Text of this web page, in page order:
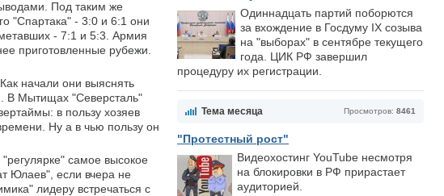
Одиннадцать партий поборются
за вхождение в Госдуму IX созыва
на "выборах" в сентябре текущего
года. ЦИК РФ завершил
процедуру их регистрации.
Просмотров: 8461
Тема месяца
"Протестный рост"
Видеохостинг YouTube несмотря
на блокировки в РФ прирастает
аудиторией.
Под таким же
"Спартака" - 3:0 и 6:1 они
- 7:1 и 5:3. Армия
приготовленные рубежи.
начали они выяснять
В Мытищах "Северсталь"
в пользу хозяев
Ну а в чью пользу он
самое высокое
Юлаев", если вчера не
лидеру встречаться с